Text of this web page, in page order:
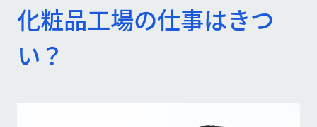
化粧品工場の仕事はきつ
い？